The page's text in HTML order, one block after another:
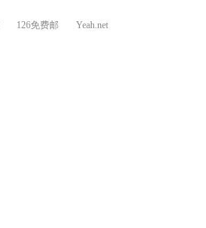
126免费邮 Yeah.net